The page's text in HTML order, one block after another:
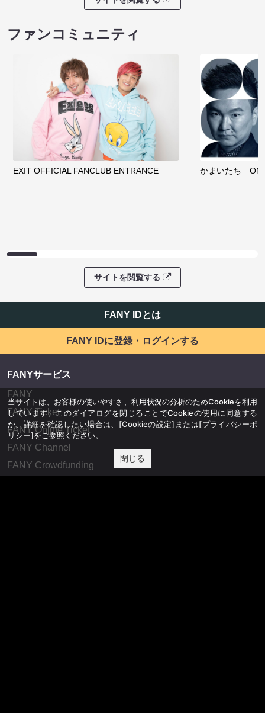
ファンコミュニティ
EXIT OFFICIAL FANCLUB ENTRANCE かまいたち
サイトを閲覧する
FANY IDとは
FANY IDに登録・ログインする
FANYサービス
FANY
FANY Ticket
FANY Online Ticket
FANY Channel
FANY Crowdfunding
当サイトは、お客様の使いやすさ、利用状況の分析のためCookieを利用
しています。このダイアログを閉じることでCookieの使用に同意する
か、詳細を確認したい場合は、 [Cookieの設定] または[プライバシーポ
リシー]をご参照ください。
閉じる